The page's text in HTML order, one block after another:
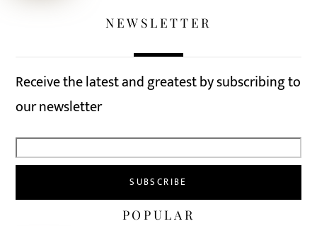
NEWSLETTER
Receive the latest and greatest by subscribing to
our newsletter
POPULAR